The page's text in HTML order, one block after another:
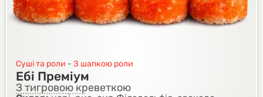
Суші та роли - З шапкою роли
Ебі Преміум
З тигровою креветкою